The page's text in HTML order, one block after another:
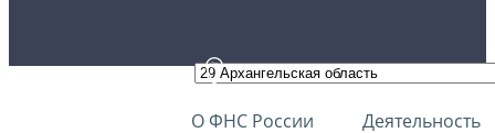
О ФНС России Деятельность